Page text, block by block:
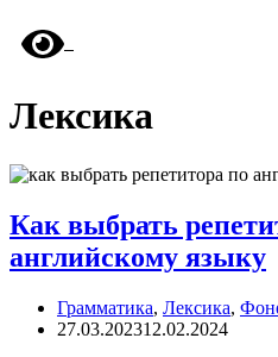
Лексика
Как выбрать
английскому языку
Грамматика, Лексика,
27.03.202312.02.2024